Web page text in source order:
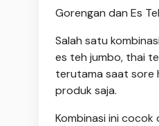
Gorengan dan Es
Salah satu
es teh jumbo, thai
terutama saat sore
produk saja.
Kombinasi ini